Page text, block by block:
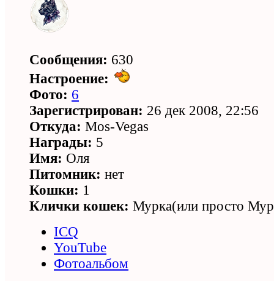
Сообщения: 630
Настроение:
Фото: 6
Зарегистрирован: 26 дек 2008, 22:56
Откуда: Mos-Vegas
Награды: 5
Имя: Оля
Питомник: нет
Кошки: 1
Клички кошек: Мурка(или просто
ICQ
YouTube
Фотоальбом